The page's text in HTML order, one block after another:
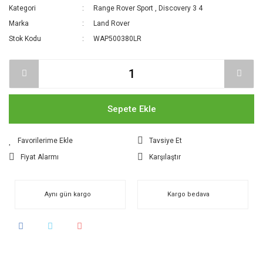
Kategori Range Rover Sport ,Discovery 3 4
Marka
Land Rover
Stok Kodu
WAP500380LR
Sepete Ekle
Tavsiye Et
Fiyat Alarmı
Karşılaştır
Aynı gün kargo Kargo bedava